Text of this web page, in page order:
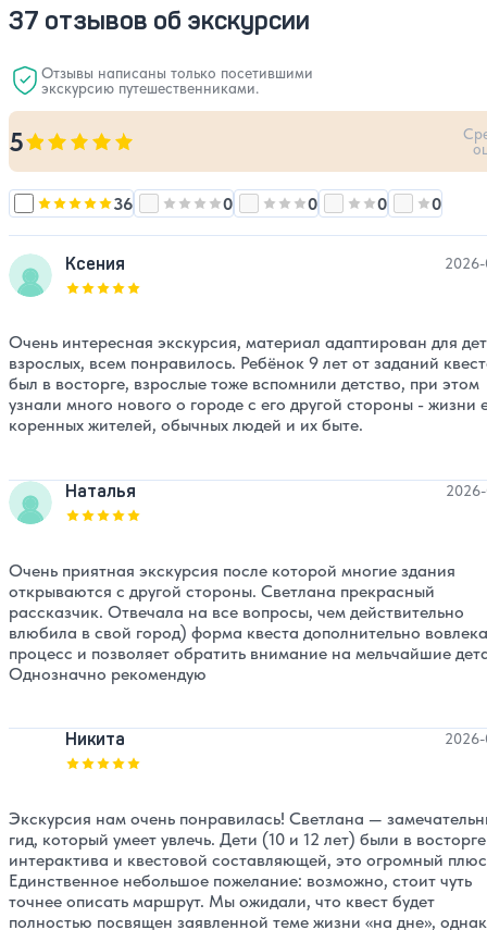
Новгород и помочь полюбить его всей душой. Хочу, чтобы у
моих слушателей осталось в воспоминаниях то доброе, что
37 отзывов об экскурсии
5Оценка, количество звезд:
Отзывы написаны только посетившими
экскурсию путешественниками.
Оценка, количество звезд:
36 Оценка, количество звезд:4
0 Оценка, количество звезд:
0 Оценка,
0 Оценка,
0
Ксения
Оценка, количество звезд:
Очень интересная экскурсия, материал адаптирован для
взрослых, всем понравилось. Ребёнок 9 лет от заданий
был в восторге, взрослые тоже вспомнили детство, при этом
узнали много нового о городе с его другой стороны - жизни
коренных жителей, обычных людей и их быте.
Наталья
Оценка, количество звезд:
Очень приятная экскурсия после которой многие здания
открываются с другой стороны. Светлана прекрасный
рассказчик. Отвечала на все вопросы, чем действительно
влюбила в свой город) форма квеста дополнительно
процесс и позволяет обратить внимание на мельчайшие
Однозначно рекомендую
Никита
Оценка, количество звезд:
Экскурсия нам очень понравилась! Светлана —
гид, который умеет увлечь. Дети (10 и 12 лет) были в
интерактива и квестовой составляющей, это огромный
Единственное небольшое пожелание: возможно, стоит чуть
точнее описать маршрут. Мы ожидали, что квест будет
полностью посвящен заявленной теме жизни «на дне»,